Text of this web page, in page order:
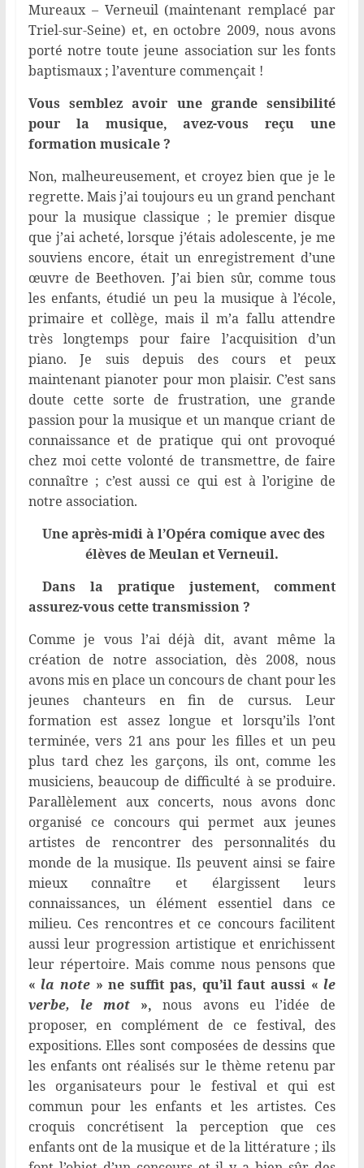
Mureaux – Verneuil (maintenant remplacé par
Triel-sur-Seine) et, en octobre 2009, nous avons
porté notre toute jeune association sur les fonts
baptismaux ; l’aventure commençait !
Vous semblez avoir une grande sensibilité
pour la musique, avez-vous reçu une
formation musicale ?
Non, malheureusement, et croyez bien que je le
regrette. Mais j’ai toujours eu un grand penchant
pour la musique classique ; le premier disque
que j’ai acheté, lorsque j’étais adolescente, je me
souviens encore, était un enregistrement d’une
œuvre de Beethoven. J’ai bien sûr, comme tous
les enfants, étudié un peu la musique à l’école,
primaire et collège, mais il m’a fallu attendre
très longtemps pour faire l’acquisition d’un
piano. Je suis depuis des cours et peux
maintenant pianoter pour mon plaisir. C’est sans
doute cette sorte de frustration, une grande
passion pour la musique et un manque criant de
connaissance et de pratique qui ont provoqué
chez moi cette volonté de transmettre, de faire
connaître ; c’est aussi ce qui est à l’origine de
notre association.
Une après-midi à l’Opéra comique avec des
élèves de Meulan et Verneuil.
Dans la pratique justement, comment
assurez-vous cette transmission ?
Comme je vous l’ai déjà dit, avant même la
création de notre association, dès 2008, nous
avons mis en place un concours de chant pour les
jeunes chanteurs en fin de cursus. Leur
formation est assez longue et lorsqu’ils l’ont
terminée, vers 21 ans pour les filles et un peu
plus tard chez les garçons, ils ont, comme les
musiciens, beaucoup de difficulté à se produire.
Parallèlement aux concerts, nous avons donc
organisé ce concours qui permet aux jeunes
artistes de rencontrer des personnalités du
monde de la musique. Ils peuvent ainsi se faire
mieux connaître et élargissent leurs
connaissances, un élément essentiel dans ce
milieu. Ces rencontres et ce concours facilitent
aussi leur progression artistique et enrichissent
leur répertoire. Mais comme nous pensons que
«la note » ne suffit pas, qu’il faut aussi «le
verbe, le mot », nous avons eu l’idée de
proposer, en complément de ce festival, des
expositions. Elles sont composées de dessins que
les enfants ont réalisés sur le thème retenu par
les organisateurs pour le festival et qui est
commun pour les enfants et les artistes. Ces
croquis concrétisent la perception que ces
enfants ont de la musique et de la littérature ; ils